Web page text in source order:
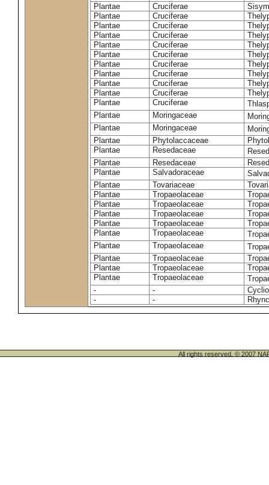
Plantae
Cruciferae
Plantae
Cruciferae
Plantae
Cruciferae
Plantae
Cruciferae
Plantae
Cruciferae
Plantae
Cruciferae
Plantae
Cruciferae
Plantae
Cruciferae
Plantae
Cruciferae
Plantae
Cruciferae
Plantae
Cruciferae
Plantae
Moringaceae
Plantae
Moringaceae
Plantae
Phytolaccaceae
Plantae
Resedaceae
Plantae
Resedaceae
Plantae
Salvadoraceae
Plantae
Tovariaceae
Plantae
Tropaeolaceae
Plantae
Tropaeolaceae
Plantae
Tropaeolaceae
Plantae
Tropaeolaceae
Plantae
Tropaeolaceae
Plantae
Tropaeolaceae
Plantae
Tropaeolaceae
Plantae
Tropaeolaceae
Plantae
Tropaeolaceae
-
-
-
-
All rights reserved. © 2007